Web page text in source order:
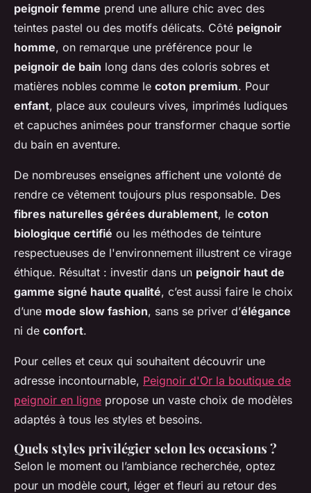
peignoir femme prend une allure chic avec des
teintes pastel ou des motifs délicats. Côté peignoir
homme, on remarque une préférence pour le
peignoir de bain long dans des coloris sobres et
matières nobles comme le coton premium. Pour
enfant, place aux couleurs vives, imprimés ludiques
et capuches animées pour transformer chaque sortie
du bain en aventure.
De nombreuses enseignes affichent une volonté de
rendre ce vêtement toujours plus responsable. Des
fibres naturelles gérées durablement, le coton
biologique certifié ou les méthodes de teinture
respectueuses de l'environnement illustrent ce virage
éthique. Résultat : investir dans un peignoir haut de
gamme signé haute qualité, c’est aussi faire le choix
d’une mode slow fashion, sans se priver d’élégance
ni de confort.
Pour celles et ceux qui souhaitent découvrir une
adresse incontournable, Peignoir d'Or la boutique de
peignoir en ligne propose un vaste choix de modèles
adaptés à tous les styles et besoins.
Quels styles privilégier selon les occasions ?
Selon le moment ou l’ambiance recherchée, optez
pour un modèle court, léger et fleuri au retour des